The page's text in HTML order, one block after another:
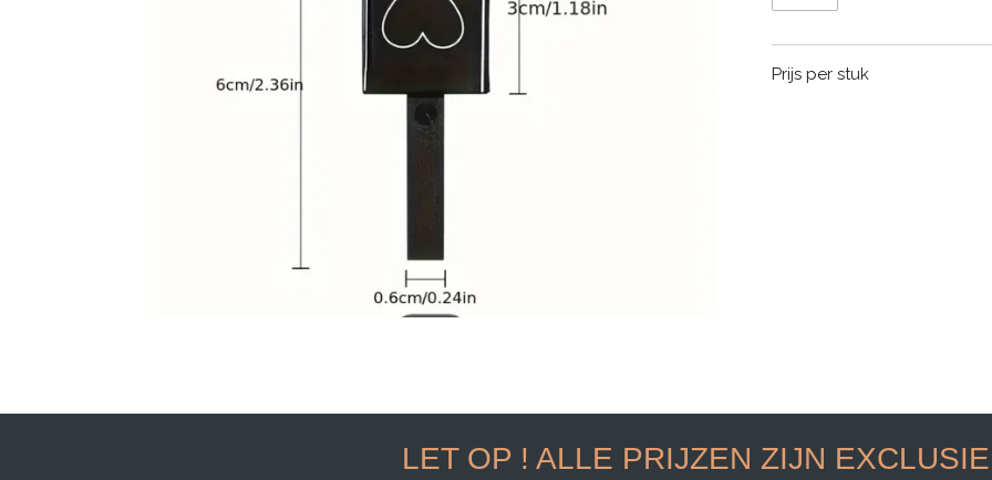
Prijs per stuk
LET OP ! ALLE PRIJZEN ZIJN